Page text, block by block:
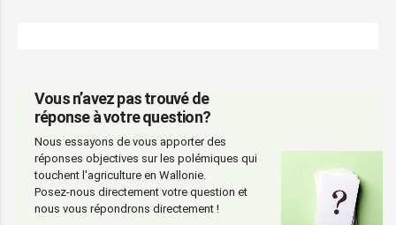
Vous n’avez pas trouvé de
réponse à votre question?
Nous essayons de vous apporter des
réponses objectives sur les polémiques qui
touchent l'agriculture en Wallonie.
Posez-nous directement votre question et
nous vous répondrons directement !